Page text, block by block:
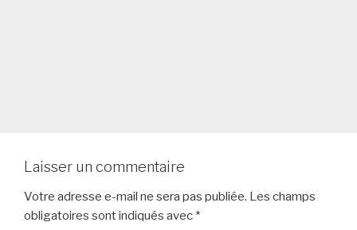
Laisser un commentaire
Votre adresse e-mail ne sera pas publiée. Les champs
obligatoires sont indiqués avec *